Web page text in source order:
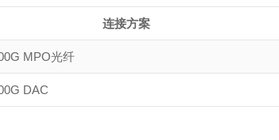
连接方案
MPO光纤
DAC